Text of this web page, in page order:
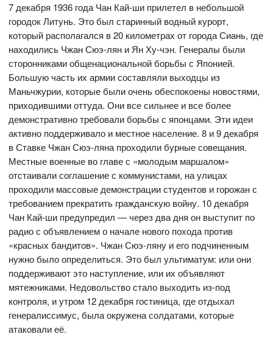
7 декабря 1936 года Чан Кай-ши прилетел в небольшой
городок Литунь. Это был старинный водный курорт,
который располагался в 20 километрах от города Сиань, где
находились Чжан Сюэ-лян и Ян Ху-чэн. Генералы были
сторонниками общенациональной борьбы с Японией.
Большую часть их армии составляли выходцы из
Маньчжурии, которые были очень обеспокоены новостями,
приходившими оттуда. Они все сильнее и все более
демонстративно требовали борьбы с японцами. Эти идеи
активно поддерживало и местное население. 8 и 9 декабря
в Ставке Чжан Сюэ-ляна проходили бурные совещания.
Местные военные во главе с «молодым маршалом»
отстаивали соглашение с коммунистами, на улицах
проходили массовые демонстрации студентов и горожан с
требованием прекратить гражданскую войну. 10 декабря
Чан Кай-ши предупредил — через два дня он выступит по
радио с объявлением о начале нового похода против
«красных бандитов». Чжан Сюэ-ляну и его подчиненным
нужно было определиться. Это был ультиматум: или они
поддерживают это наступление, или их объявляют
мятежниками. Недовольство стало выходить из-под
контроля, и утром 12 декабря гостиница, где отдыхал
генералиссимус, была окружена солдатами, которые
атаковали её.